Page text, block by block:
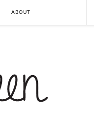
ABOUT